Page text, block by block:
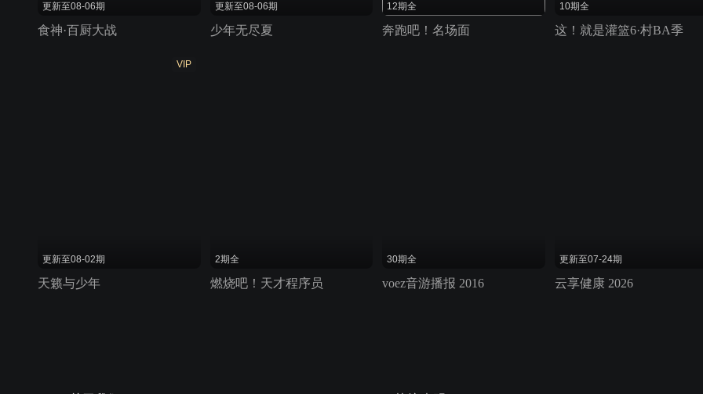
更新至08-06期
食神·百厨大战
更新至08-06期
少年无尽夏
12期全
奔跑吧！名场面
10期全
这！就是灌篮6·村BA季
VIP
更新至08-02期
天籁与少年
2期全
燃烧吧！天才程序员
30期全
voez音游播报 2016
更新至07-24期
云享健康 2026